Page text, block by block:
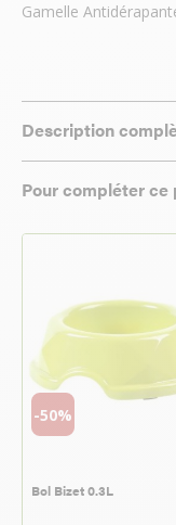
Gamelle
Description
Pour compléter ce
-50%
Bol Bizet 0.3L